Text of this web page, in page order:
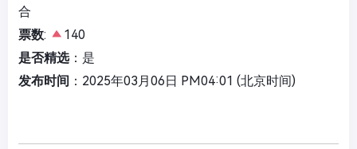
合
票数:
140
是否精选：是
发布时间 ：2025年03月06日 PM04:01 (北京时间)